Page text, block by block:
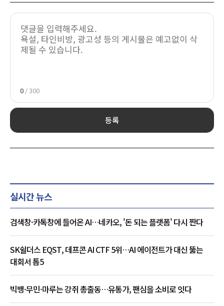
0 / 300
등록
실시간 뉴스
검색창·카톡창에 들어온 AI…네카오, '돈 되는 플랫폼' 다시 짠다
SK쉴더스 EQST, 데프콘 AI CTF 5위…AI 에이전트가 대신 뚫는
대회서 톱5
빅뱅·무민·마루는 강쥐 총출동…유통가, 팬심을 소비로 잇다